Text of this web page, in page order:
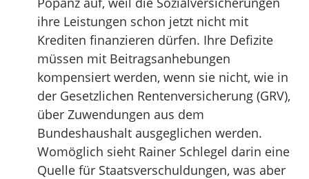
ihre Leistungen schon jetzt nicht mit
Krediten finanzieren dürfen. Ihre Defizite
müssen mit Beitragsanhebungen
kompensiert werden, wenn sie nicht, wie in
der Gesetzlichen Rentenversicherung (GRV),
über Zuwendungen aus dem
Bundeshaushalt ausgeglichen werden.
Womöglich sieht Rainer Schlegel darin eine
Quelle für Staatsverschuldungen, was aber